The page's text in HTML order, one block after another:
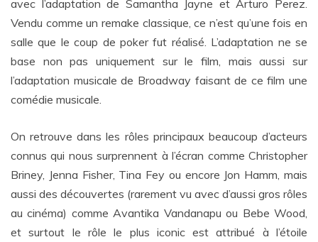
avec l’adaptation de Samantha Jayne et Arturo Perez.
Vendu comme un remake classique, ce n’est qu’une fois en
salle que le coup de poker fut réalisé. L’adaptation ne se
base non pas uniquement sur le film, mais aussi sur
l’adaptation musicale de Broadway faisant de ce film une
comédie musicale.
On retrouve dans les rôles principaux beaucoup d’acteurs
connus qui nous surprennent à l’écran comme Christopher
Briney, Jenna Fisher, Tina Fey ou encore Jon Hamm, mais
aussi des découvertes (rarement vu avec d’aussi gros rôles
au cinéma) comme Avantika Vandanapu ou Bebe Wood,
et surtout le rôle le plus iconic est attribué à l’étoile